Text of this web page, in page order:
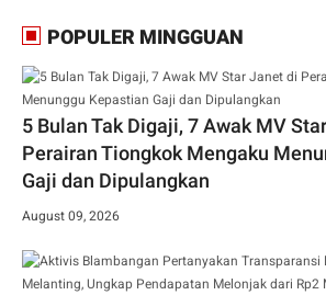
POPULER MINGGUAN
5 Bulan Tak Digaji, 7 Awak MV
Perairan Tiongkok Mengaku
Gaji dan Dipulangkan
August 09, 2026